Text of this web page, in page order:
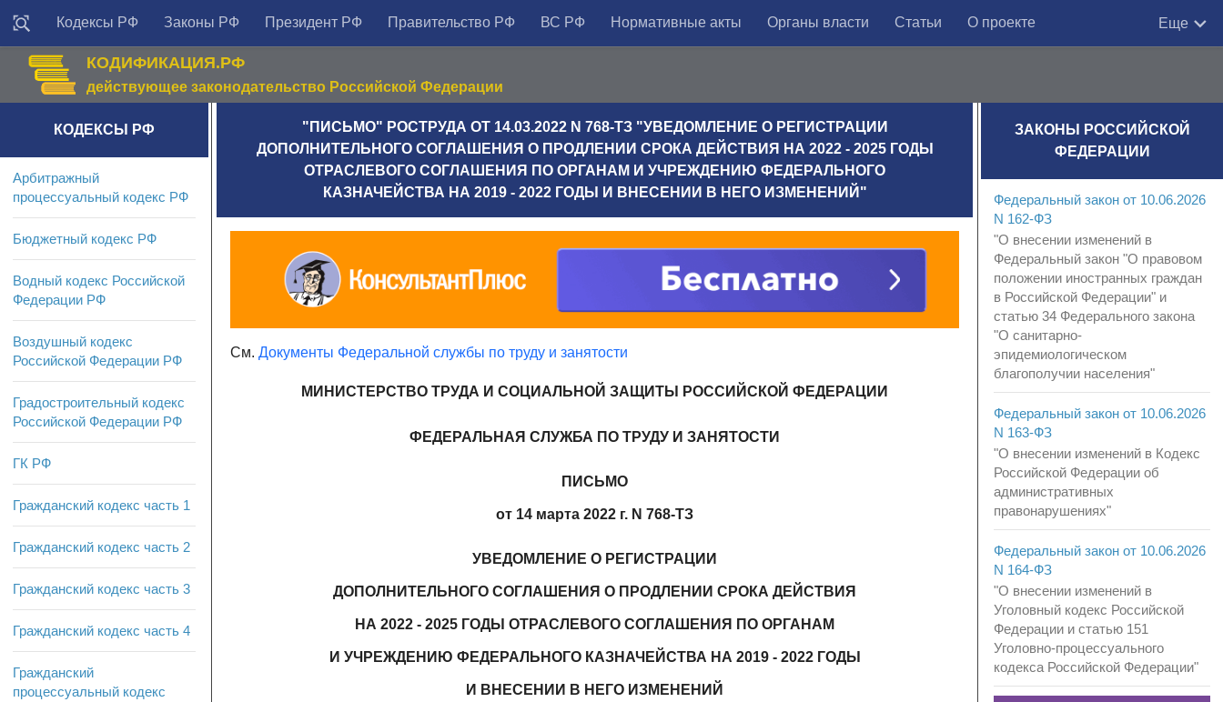
Кодексы РФ Законы РФ Президент РФ Правительство РФ ВС РФ Нормативные акты Органы власти Статьи О проекте Еще
КОДИФИКАЦИЯ.РФ
действующее законодательство Российской Федерации
"ПИСЬМО" РОСТРУДА ОТ 14.03.2022 N 768-ТЗ "УВЕДОМЛЕНИЕ О РЕГИСТРАЦИИ
ДОПОЛНИТЕЛЬНОГО СОГЛАШЕНИЯ О ПРОДЛЕНИИ СРОКА ДЕЙСТВИЯ НА 2022 - 2025 ГОДЫ
ОТРАСЛЕВОГО СОГЛАШЕНИЯ ПО ОРГАНАМ И УЧРЕЖДЕНИЮ ФЕДЕРАЛЬНОГО
КАЗНАЧЕЙСТВА НА 2019 - 2022 ГОДЫ И ВНЕСЕНИИ В НЕГО ИЗМЕНЕНИЙ"
См. Документы Федеральной службы по труду и занятости
МИНИСТЕРСТВО ТРУДА И СОЦИАЛЬНОЙ ЗАЩИТЫ РОССИЙСКОЙ ФЕДЕРАЦИИ
ФЕДЕРАЛЬНАЯ СЛУЖБА ПО ТРУДУ И ЗАНЯТОСТИ
ПИСЬМО
от 14 марта 2022 г. N 768-ТЗ
УВЕДОМЛЕНИЕ О РЕГИСТРАЦИИ
ДОПОЛНИТЕЛЬНОГО СОГЛАШЕНИЯ О ПРОДЛЕНИИ СРОКА ДЕЙСТВИЯ
НА 2022 - 2025 ГОДЫ ОТРАСЛЕВОГО СОГЛАШЕНИЯ ПО ОРГАНАМ
И УЧРЕЖДЕНИЮ ФЕДЕРАЛЬНОГО КАЗНАЧЕЙСТВА НА 2019 - 2022 ГОДЫ
И ВНЕСЕНИИ В НЕГО ИЗМЕНЕНИЙ
КОДЕКСЫ РФ
Арбитражный
процессуальный кодекс РФ
Бюджетный кодекс РФ
Водный кодекс Российской
Федерации РФ
Воздушный кодекс
Российской Федерации РФ
Градостроительный кодекс
Российской Федерации РФ
ГК РФ
Гражданский кодекс часть 1
Гражданский кодекс часть 2
Гражданский кодекс часть 3
Гражданский кодекс часть 4
Гражданский
процессуальный кодекс
ЗАКОНЫ РОССИЙСКОЙ
ФЕДЕРАЦИИ
Федеральный закон от 10.06.2026
N 162-ФЗ
"О внесении изменений в
Федеральный закон "О правовом
положении иностранных граждан
в Российской Федерации" и
статью 34 Федерального закона
"О санитарно-
эпидемиологическом
благополучии населения"
Федеральный закон от 10.06.2026
N 163-ФЗ
"О внесении изменений в Кодекс
Российской Федерации об
административных
правонарушениях"
Федеральный закон от 10.06.2026
N 164-ФЗ
"О внесении изменений в
Уголовный кодекс Российской
Федерации и статью 151
Уголовно-процессуального
кодекса Российской Федерации"